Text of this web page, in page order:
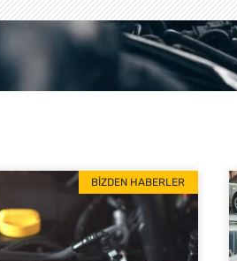
BIZDEN HABERLER